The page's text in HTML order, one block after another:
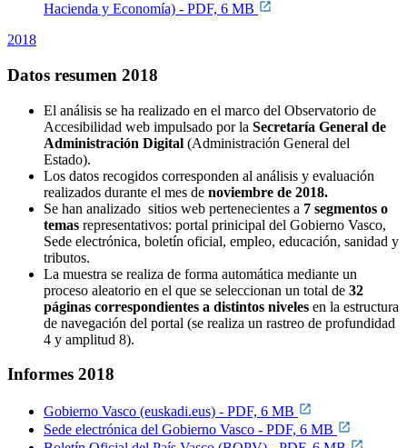
Hacienda y Economía) - PDF, 6 MB
2018
Datos resumen 2018
El análisis se ha realizado en el marco del Observatorio de
Accesibilidad web impulsado por la Secretaría General de
Administración Digital (Administración General del
Estado).
Los datos recogidos corresponden al análisis y evaluación
realizados durante el mes de noviembre de 2018.
Se han analizado sitios web pertenecientes a 7 segmentos o
temas representativos: portal prinicipal del Gobierno Vasco,
Sede electrónica, boletín oficial, empleo, educación, sanidad y
tributos.
La muestra se realiza de forma automática mediante un
proceso aleatorio en el que se seleccionan un total de 32
páginas correspondientes a distintos niveles en la estructura
de navegación del portal (se realiza un rastreo de profundidad
4 y amplitud 8).
Informes 2018
Gobierno Vasco (euskadi.eus) - PDF, 6 MB
Sede electrónica del Gobierno Vasco - PDF, 6 MB